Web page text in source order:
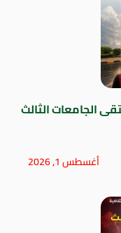
الجامعات الثالث
أغسطس 1, 2026